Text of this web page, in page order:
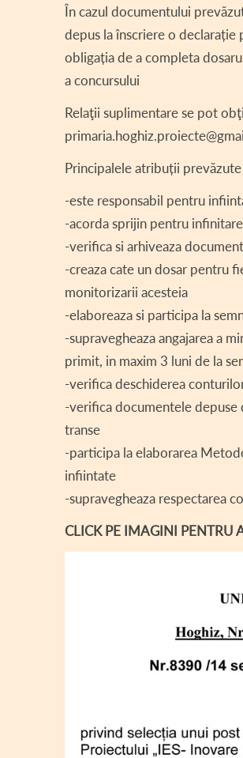
În cazul documentului
depus la înscriere o declarație
obligația de a completa
a concursului
Relaţii suplimentare se pot
Principalele atribuții
-este responsabil pentru
-acorda sprijin pentru
-verifica si arhiveaza
-creaza cate un dosar pentru
monitorizarii acesteia
-elaboreaza si participa la
-supravegheaza angajarea a
primit, in maxim 3 luni de la
-verifica deschiderea
-verifica documentele
transe
-participa la elaborarea
infiintate
-supravegheaza respectarea
CLICK PE IMAGINI PENTRU